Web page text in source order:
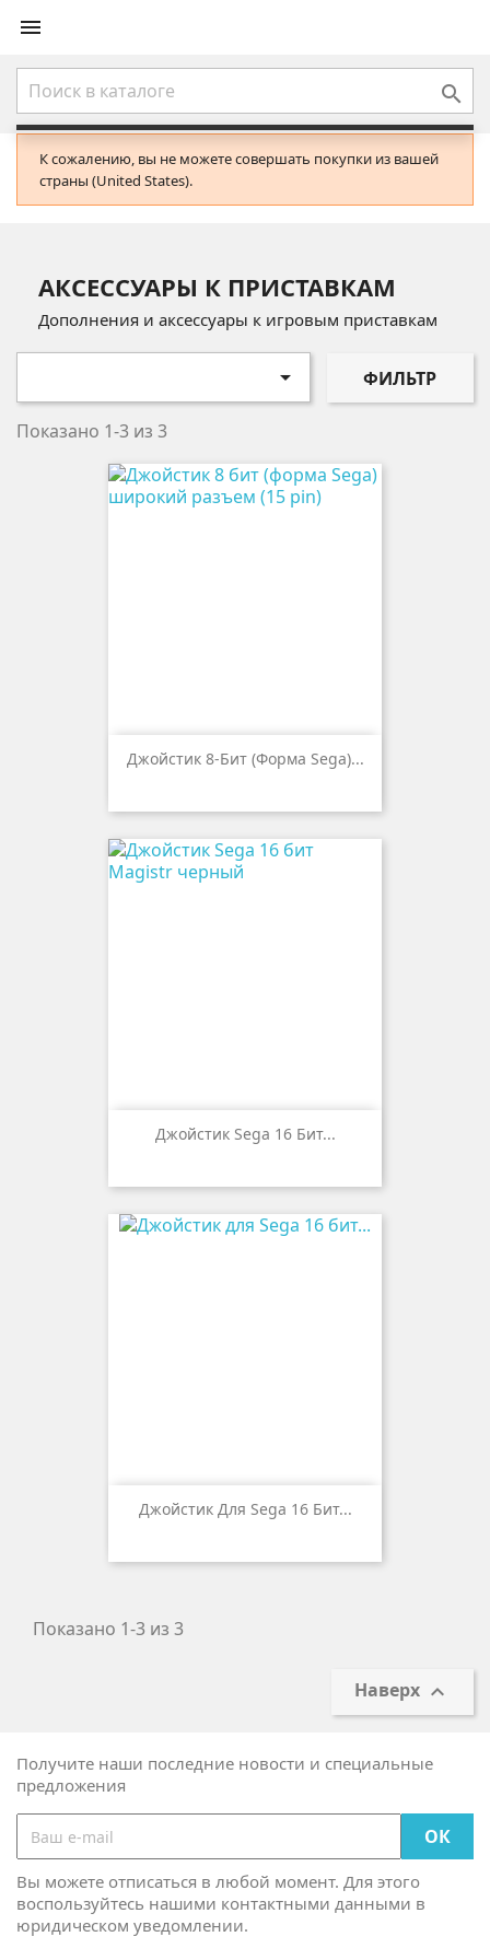


К сожалению, вы не можете совершать покупки из вашей
страны (United States).
АКСЕССУАРЫ К ПРИСТАВКАМ
Дополнения и аксессуары к игровым приставкам
 ФИЛЬТР
Показано 1-3 из 3
Джойстик 8-Бит (форма Sega)...
Джойстик Sega 16 Бит...
Джойстик Для Sega 16 Бит...
Показано 1-3 из 3
Наверх 
Получите наши последние новости и специальные
предложения
Вы можете отписаться в любой момент. Для этого
воспользуйтесь нашими контактными данными в
юридическом уведомлении.